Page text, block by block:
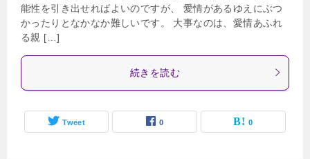
能性を引き出せればよいのですが、 愛情があるゆえにぶつ
かったりとなかなか難しいです。 大事なのは、愛情あふれ
る親 […]
続きを読む
Tweet 0 0